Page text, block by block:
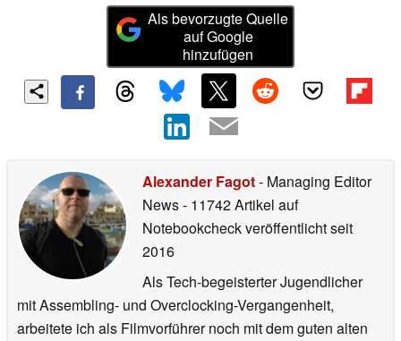
Als bevorzugte Quelle
auf Google
hinzufügen
Alexander Fagot- Managing Editor
News- 11742 Artikel auf
Notebookcheck veröffentlichtseit
2016
Als Tech-begeisterter Jugendlicher
mit Assembling- und Overclocking-Vergangenheit,
arbeitete ich als Filmvorführer noch mit dem guten alten